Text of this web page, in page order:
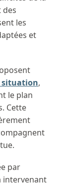
des
les
et
situation,
le plan
Cette
par
intervenant